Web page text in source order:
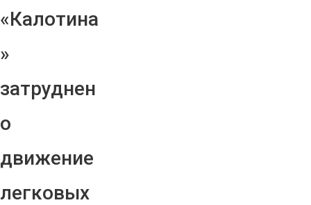
«Калотина
»
затруднен
о
движение
легковых